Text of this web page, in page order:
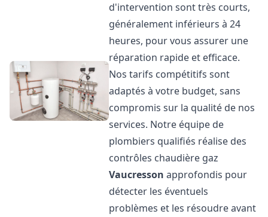
d'intervention sont très courts,
généralement inférieurs à 24
heures, pour vous assurer une
réparation rapide et efficace.
Nos tarifs compétitifs sont
adaptés à votre budget, sans
compromis sur la qualité de nos
services. Notre équipe de
plombiers qualifiés réalise des
contrôles chaudière gaz
Vaucresson approfondis pour
détecter les éventuels
problèmes et les résoudre avant